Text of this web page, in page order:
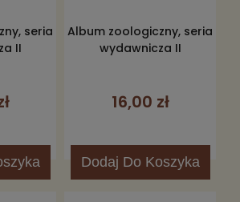
seria
II
Album zoologiczny, seria
wydawnicza II
16,00 zł
Dodaj Do Koszyka